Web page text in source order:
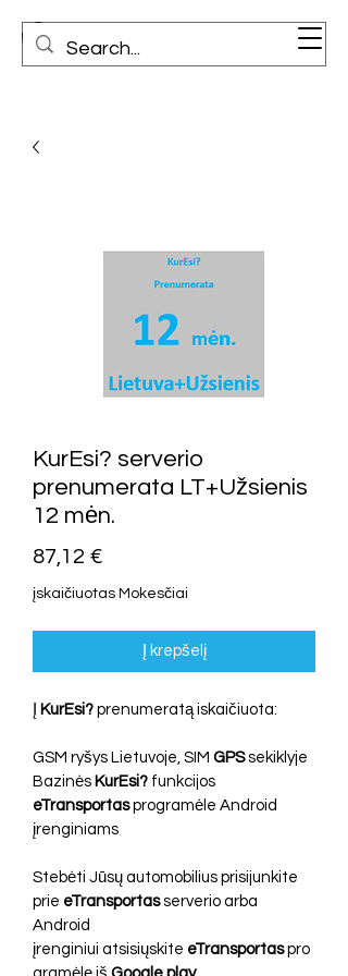
KurEsi? serverio
prenumerata LT+Užsienis
12 mėn.
87,12 €Price
įskaičiuotas Mokesčiai
Į krepšelį
KurEsi? prenumeratą iskaičiuota:
GSM ryšys Lietuvoje, SIM GPS sekiklyje
Bazinės KurEsi? funkcijos
eTransportas programėle Android
įrenginiams
Stebėti Jūsų automobilius prisijunkite
prie eTransportas serverio arba
Android
įrenginiui atsisiųskite eTransportas pro